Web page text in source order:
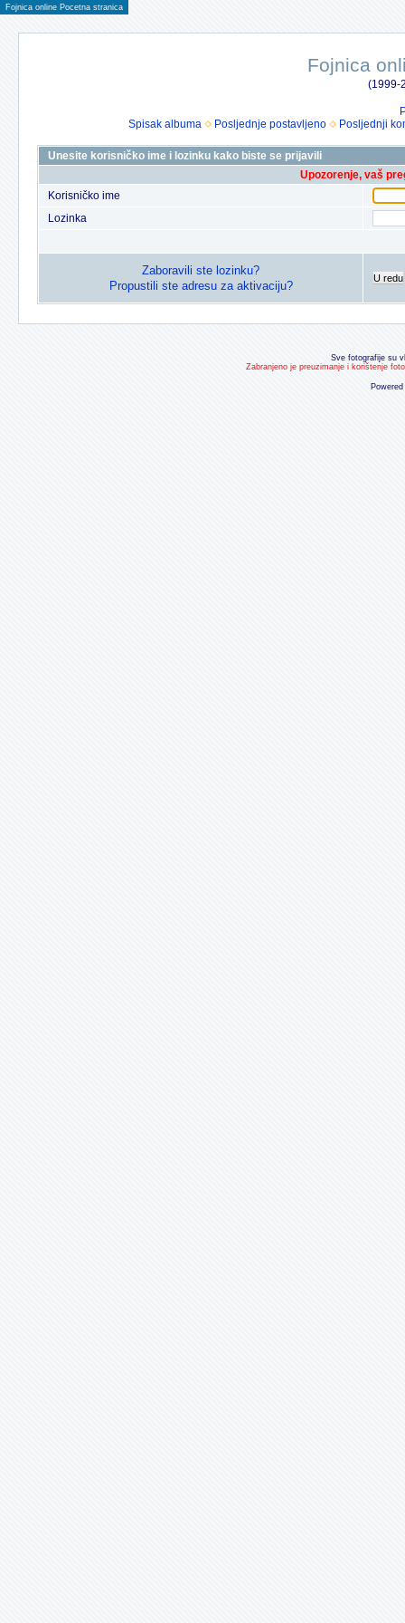
Fojnica online Pocetna stranica
Fojnica
(1999-
Spisak albuma
Posljednje postavljeno Posljednji
Unesite korisničko ime i lozinku kako biste se prijavili
Upozorenje, vaš
Korisničko ime
Lozinka
Zaboravili ste lozinku?
Propustili ste adresu za aktivaciju?
U redu
Sve fotografije su
Zabranjeno je preuzimanje i korištenje